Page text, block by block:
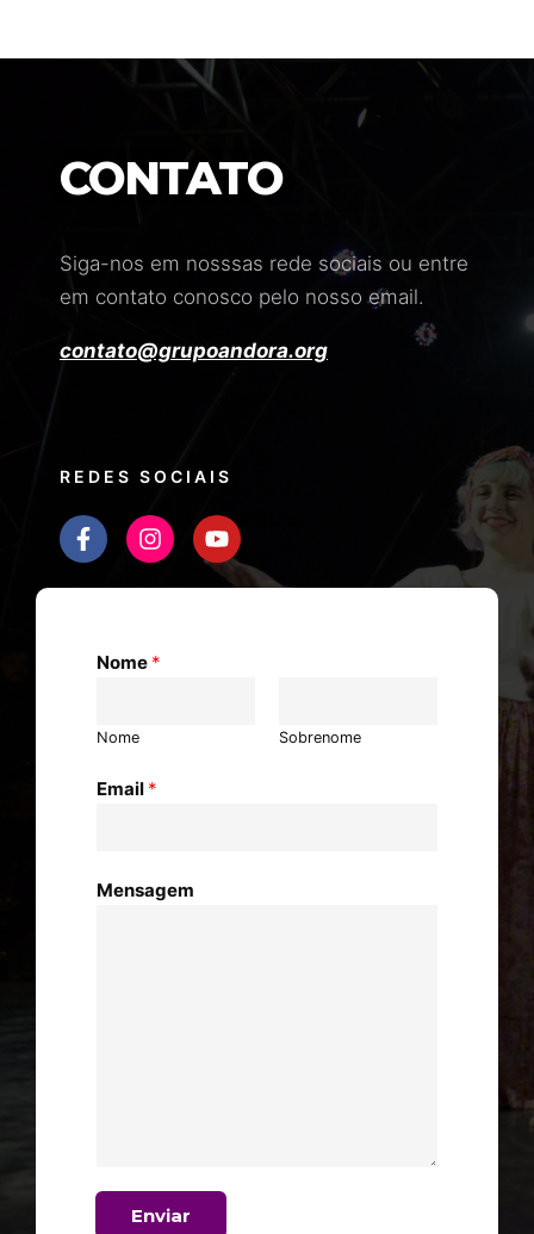
CONTATO
Siga-nos em nosssas rede sociais ou entre
em contato conosco pelo nosso email.
contato@grupoandora.org
REDES SOCIAIS
Nome *
Nome Sobrenome
Email *
Mensagem
Enviar